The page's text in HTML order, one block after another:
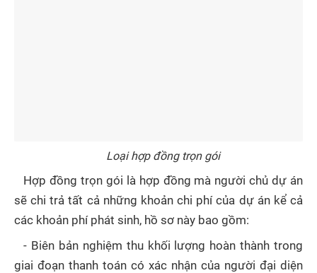
Loại hợp đồng trọn gói
Hợp đồng trọn gói là hợp đồng mà người chủ dự án
sẽ chi trả tất cả những khoản chi phí của dự án kể cả
các khoản phí phát sinh, hồ sơ này bao gồm:
- Biên bản nghiệm thu khối lượng hoàn thành trong
giai đoạn thanh toán có xác nhận của người đại diện